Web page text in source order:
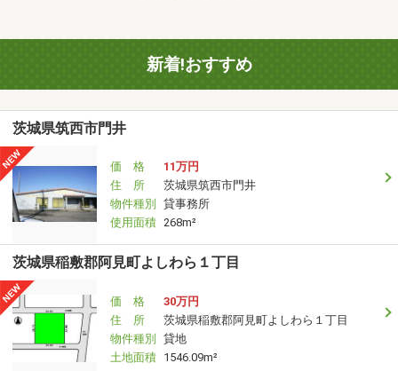
新着!おすすめ
茨城県筑西市門井
価 格
11万円
住 所
茨城県筑西市門井
物件種別
貸事務所
使用面積 268m²
茨城県稲敷郡阿見町よしわら１丁目
価 格
30万円
住 所
茨城県稲敷郡阿見町よしわら１丁目
物件種別
貸地
土地面積 1546.09m²